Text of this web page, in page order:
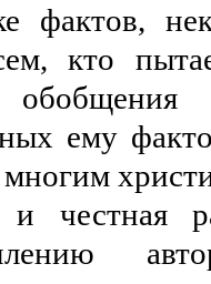
фактов,
кто
ему
и честная